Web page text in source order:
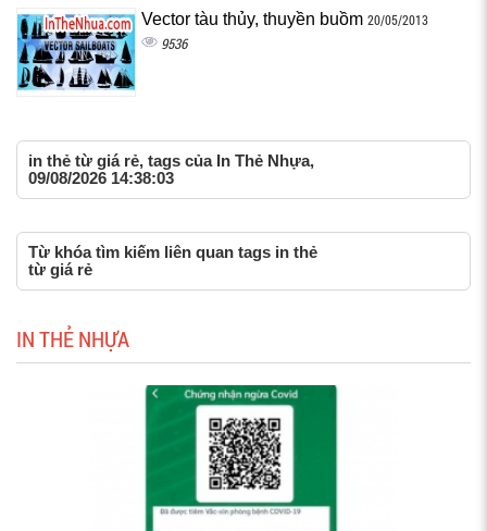
Vector tàu thủy, thuyền buồm 20/05/2013
9536
in thẻ từ giá rẻ, tags của In Thẻ Nhựa,
09/08/2026 14:38:03
Từ khóa tìm kiếm liên quan tags in thẻ
từ giá rẻ
IN THẺ NHỰA